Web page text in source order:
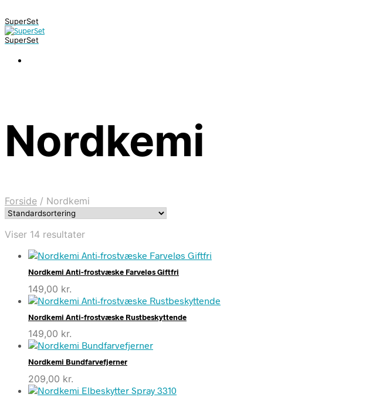
SuperSet
SuperSet
Nordkemi
Forside / Nordkemi
Viser 14 resultater
Nordkemi Anti-frostvæske Farveløs Giftfri
149,00 kr.
Nordkemi Anti-frostvæske Rustbeskyttende
149,00 kr.
Nordkemi Bundfarvefjerner
209,00 kr.